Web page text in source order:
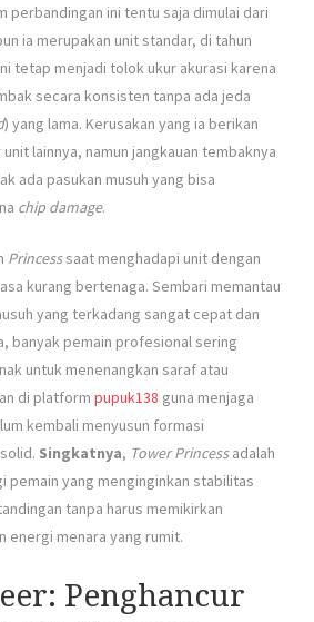
perbandingan ini tentu saja dimulai dari
ia merupakan unit standar, di tahun
tetap menjadi tolok ukur akurasi karena
secara konsisten tanpa ada jeda
) yang lama. Kerusakan yang ia berikan
lainnya, namun jangkauan tembaknya
ada pasukan musuh yang bisa
chip damage.
Princesssaat menghadapi unit dengan
kurang bertenaga. Sembari memantau
yang terkadang sangat cepat dan
banyak pemain profesional sering
untuk menenangkan saraf atau
di platform pupuk138 guna menjaga
kembali menyusun formasi
Singkatnya, Tower Princessadalah
pemain yang menginginkan stabilitas
tanpa harus memikirkan
energi menara yang rumit.
Penghancur